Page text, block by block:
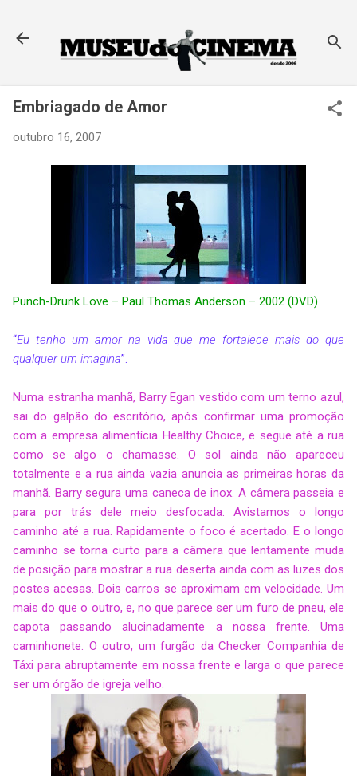
Embriagado de Amor
outubro 16, 2007
Punch-Drunk Love – Paul Thomas Anderson – 2002 (DVD)
“Eu tenho um amor na vida que me fortalece mais do que
qualquer um imagina”.
Numa estranha manhã, Barry Egan vestido com um terno azul,
sai do galpão do escritório, após confirmar uma promoção
com a empresa alimentícia Healthy Choice, e segue até a rua
como se algo o chamasse. O sol ainda não apareceu
totalmente e a rua ainda vazia anuncia as primeiras horas da
manhã. Barry segura uma caneca de inox. A câmera passeia e
para por trás dele meio desfocada. Avistamos o longo
caminho até a rua. Rapidamente o foco é acertado. E o longo
caminho se torna curto para a câmera que lentamente muda
de posição para mostrar a rua deserta ainda com as luzes dos
postes acesas. Dois carros se aproximam em velocidade. Um
mais do que o outro, e, no que parece ser um furo de pneu, ele
capota passando alucinadamente a nossa frente. Uma
caminhonete. O outro, um furgão da Checker Companhia de
Táxi para abruptamente em nossa frente e larga o que parece
ser um órgão de igreja velho.